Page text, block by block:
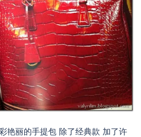
艳丽的手提包 除了经典款 加了许